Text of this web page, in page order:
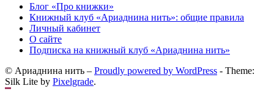
Блог «Про книжки»
Книжный клуб «Ариаднина нить»: общие правила
Личный кабинет
О сайте
Подписка на книжный клуб «Ариаднина нить»
© Ариаднина нить – Proudly powered by WordPress - Theme:
Silk Lite by Pixelgrade.